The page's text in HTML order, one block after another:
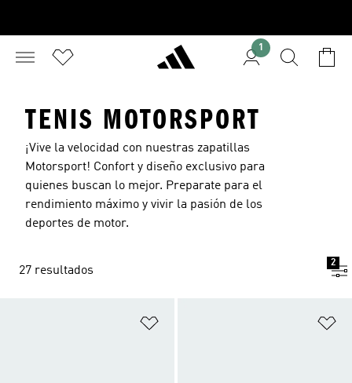
1
TENIS MOTORSPORT
¡Vive la velocidad con nuestras zapatillas
Motorsport! Confort y diseño exclusivo para
quienes buscan lo mejor. Preparate para el
rendimiento máximo y vivir la pasión de los
deportes de motor.
27 resultados
2